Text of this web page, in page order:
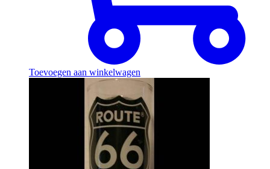
Toevoegen aan winkelwagen